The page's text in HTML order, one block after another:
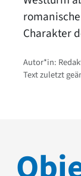
Charakter
Autor*in:
Text zuletzt